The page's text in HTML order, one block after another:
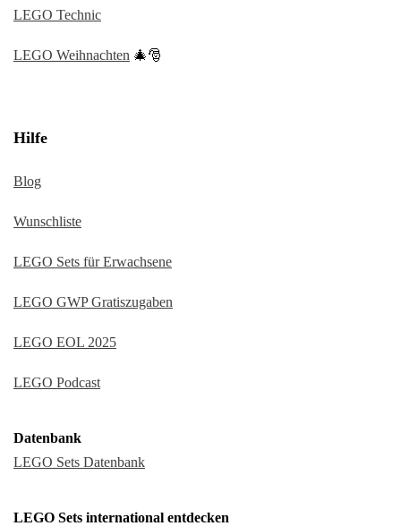
LEGO Technic
LEGO Weihnachten 🎄🎅
Hilfe
Blog
Wunschliste
LEGO Sets für Erwachsene
LEGO GWP Gratiszugaben
LEGO EOL 2025
LEGO Podcast
Datenbank
LEGO Sets Datenbank
LEGO Sets international entdecken